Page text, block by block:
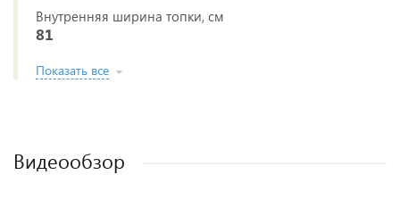
Внутренняя ширина топки, см
81
Показать все
Видеообзор